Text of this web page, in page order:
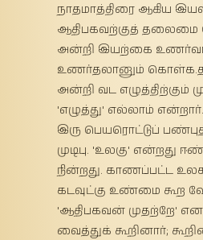
நாதமாத்திரை ஆகிய
ஆதிபகவற்குத்
அன்றி இயற்கை
உணர்தலானும்
அன்றி வட எழுத்திற்கும்
'எழுத்து' எல்லாம்
இரு பெயரொட்டுப்
முடிபு. 'உலகு' என்றது
நின்றது. காணப்பட்ட
கடவுட்கு உண்மை கூற
'ஆதிபகவன் முதற்றே'
வைத்துக் கூறினார்;